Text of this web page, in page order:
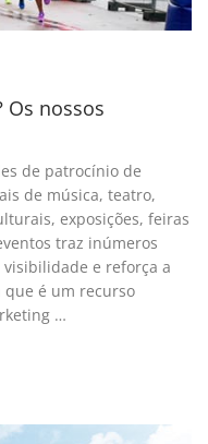
Os nossos
de patrocínio de
de música, teatro,
exposições, feiras
traz inúmeros
e reforça a
que é um recurso
…